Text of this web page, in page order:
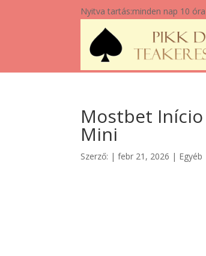
Nyitva tartás:minden nap 10
Mostbet Início
Mini
Szerző: |febr 21, 2026 | Egyéb